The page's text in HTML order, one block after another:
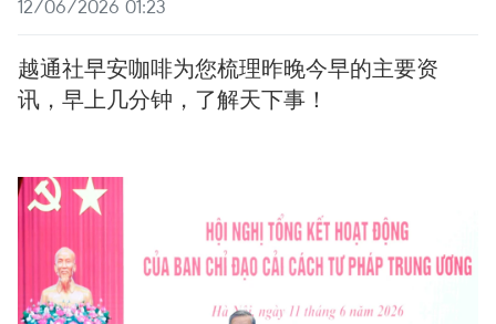
12/06/2026 01:23
越通社早安咖啡为您梳理昨晚今早的主要资
讯，早上几分钟，了解天下事！